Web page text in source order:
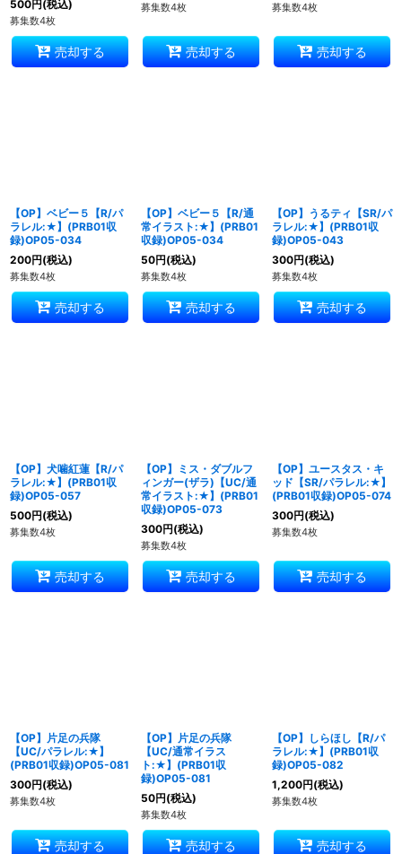
500円 (税込)
募集数4枚
売却する
募集数4枚
売却する
募集数4枚
売却する
【OP】ベビー５【R/パ
ラレル:★】(PRB01収
録)OP05-034
200円(税込)
募集数4枚
売却する
【OP】ベビー５【R/通
常イラスト:★】(PRB01
収録)OP05-034
50円(税込)
募集数4枚
売却する
【OP】うるティ【SR/パ
ラレル:★】(PRB01収
録)OP05-043
300円(税込)
募集数4枚
売却する
【OP】犬噛紅蓮【R/パ
ラレル:★】(PRB01収
録)OP05-057
500円(税込)
募集数4枚
売却する
【OP】ミス・ダブルフ
ィンガー(ザラ)【UC/通
常イラスト:★】(PRB01
収録)OP05-073
300円(税込)
募集数4枚
売却する
【OP】ユースタス・キ
ッド【SR/パラレル:★】
(PRB01収録)OP05-074
300円(税込)
募集数4枚
売却する
【OP】片足の兵隊
【UC/パラレル:★】
(PRB01収録)OP05-081
300円(税込)
募集数4枚
売却する
【OP】片足の兵隊
【UC/通常イラス
ト:★】(PRB01収
録)OP05-081
50円(税込)
募集数4枚
売却する
【OP】しらほし【R/パ
ラレル:★】(PRB01収
録)OP05-082
1,200円(税込)
募集数4枚
売却する